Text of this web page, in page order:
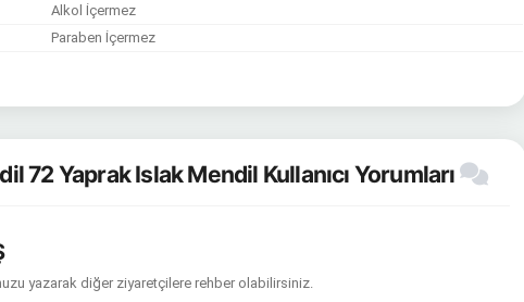
Alkol İçermez
Paraben İçermez
72 Yaprak Islak Mendil Kullanıcı Yorumları
yazarak diğer ziyaretçilere rehber olabilirsiniz.